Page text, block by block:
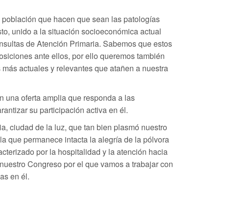
que hacen que sean las patologías
unido a la situación socioeconómica actual
de Atención Primaria. Sabemos que estos
ante ellos, por ello queremos también
actuales y relevantes que atañen a nuestra
una oferta amplia que responda a las
su participación activa en él.
ciudad de la luz, que tan bien plasmó nuestro
que permanece intacta la alegría de la pólvora
por la hospitalidad y la atención hacia
Congreso por el que vamos a trabajar con
en él.